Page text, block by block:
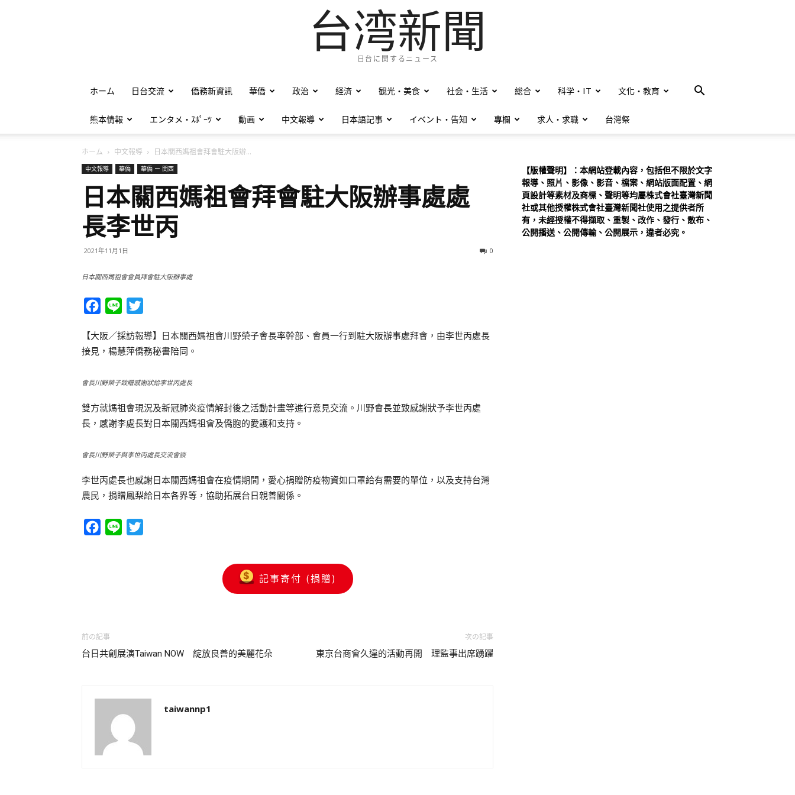
台湾新聞
日台に関するニュース
ホーム 日台交流 僑務新資訊 華僑 政治 経済 観光・美食 社会・生活 総合 科学・IT 文化・教育
熊本情報 エンタメ・ｽﾎﾟｰﾂ 動画 中文報導 日本語記事 イベント・告知 專欄 求人・求職 台灣祭
ホーム 中文報導 日本關西媽祖會拜會駐大阪辦...
中文報導 華僑 華僑 ー 関西
日本關西媽祖會拜會駐大阪辦事處處
長李世丙
2021年11月1日 0
日本關西媽祖會會員拜會駐大阪辦事處
Facebook
Line
【大阪／採訪報導】日本關西媽祖會川野榮子會長率幹部、會員一行到駐大阪辦事處拜會，由李世丙處長
接見，楊慧萍僑務秘書陪同。
會長川野榮子致贈感謝狀給李世丙處長
雙方就媽祖會現況及新冠肺炎疫情解封後之活動計畫等進行意見交流。川野會長並致感謝狀予李世丙處
長，感謝李處長對日本關西媽祖會及僑胞的愛護和支持。
會長川野榮子與李世丙處長交流會談
李世丙處長也感謝日本關西媽祖會在疫情期間，愛心捐贈防疫物資如口罩給有需要的單位，以及支持台灣
農民，捐贈鳳梨給日本各界等，協助拓展台日親善關係。
Facebook
Line
記事寄付 (捐贈)
前の記事
台日共創展演Taiwan NOW 綻放良善的美麗花朵
次の記事
東京台商會久違的活動再開 理監事出席踴躍
taiwannp1
【版權聲明】：本網站登載內容，包括但不限於文字
報導、照片、影像、影音、檔案、網站版面配置、網
頁設計等素材及商標、聲明等均屬株式會社臺灣新聞
社或其他授權株式會社臺灣新聞社使用之提供者所
有，未經授權不得擷取、重製、改作、發行、散布、
公開播送、公開傳輸、公開展示，違者必究。